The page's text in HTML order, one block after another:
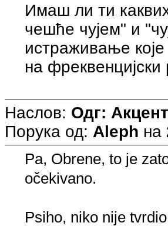
Имаш ли ти
чешће чујем" и
истраживање
на фреквенцијски
Наслов: Одг:
Порука од: Aleph на
Pa, Obrene, to je
očekivano.
Psiho, niko nije